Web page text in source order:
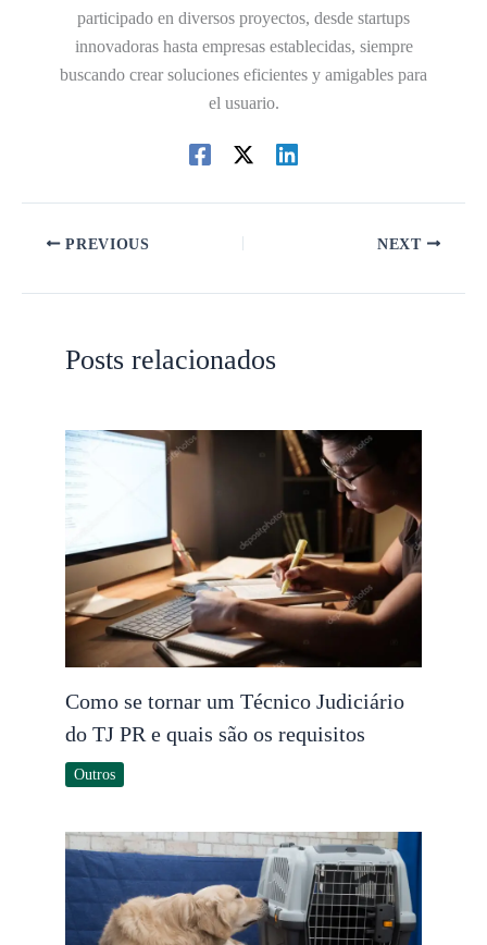
participado en diversos proyectos, desde startups
innovadoras hasta empresas establecidas, siempre
buscando crear soluciones eficientes y amigables para
el usuario.
PREVIOUS NEXT
Posts relacionados
Como se tornar um Técnico Judiciário
do TJ PR e quais são os requisitos
Outros